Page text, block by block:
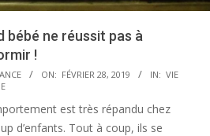
bébé ne réussit pas à
!
ON: FÉVRIER 28, 2019 IN: VIE
est très répandu chez
d’enfants. Tout à coup, ils se